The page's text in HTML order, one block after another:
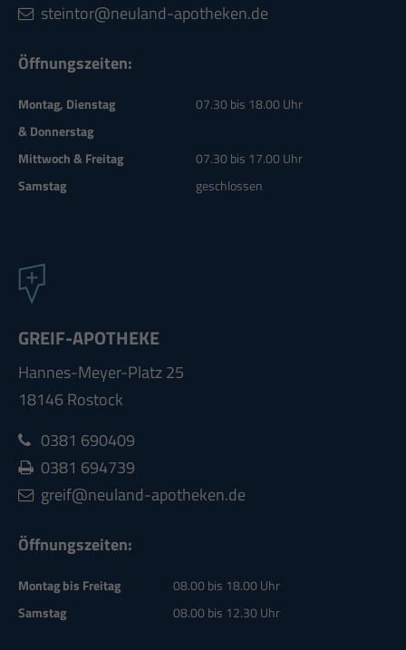
steintor@neuland-apotheken.de
Öffnungszeiten:
Montag, Dienstag
& Donnerstag
07.30 bis 18.00 Uhr
Mittwoch & Freitag
07.30 bis 17.00 Uhr
Samstag
geschlossen
GREIF-APOTHEKE
Hannes-Meyer-Platz 25
18146 Rostock
0381 690409
0381 694739
greif@neuland-apotheken.de
Öffnungszeiten:
Montag bis Freitag
08.00 bis 18.00 Uhr
Samstag
08.00 bis 12.30 Uhr